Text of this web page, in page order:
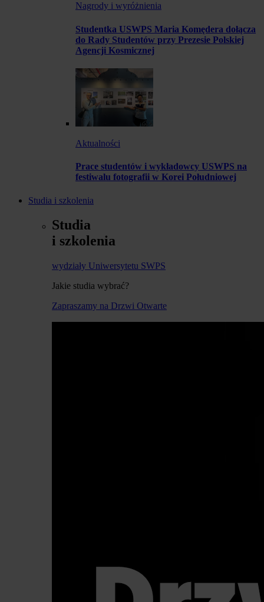
Nagrody i wyróżnienia
Studentka USWPS Maria Komędera dołącza
do Rady Studentów przy Prezesie Polskiej
Agencji Kosmicznej
Aktualności
Prace studentów i wykładowcy USWPS na
festiwalu fotografii w Korei Południowej
Studia i szkolenia
Studia
i szkolenia
wydziały Uniwersytetu SWPS
Jakie studia wybrać?
Zapraszamy na Drzwi Otwarte